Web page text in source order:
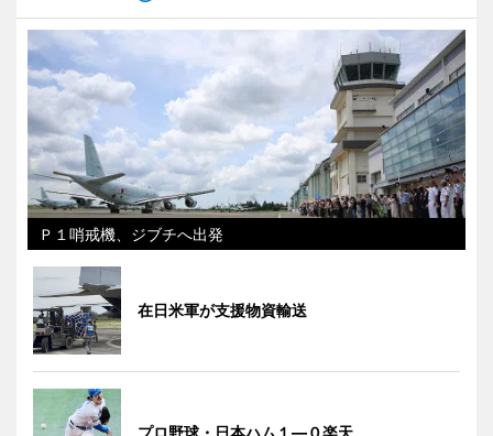
Ｐ１哨戒機、ジブチへ出発
在日米軍が支援物資輸送